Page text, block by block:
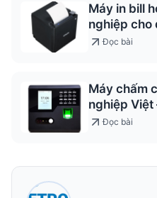
Máy in bill
nghiệp cho
Trung
Đọc bài
Máy chấm
nghiệp
2026
Đọc bài